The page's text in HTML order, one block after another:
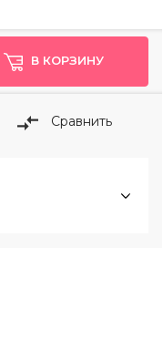
В КОРЗИНУ
Сравнить